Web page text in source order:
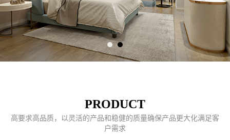
PRODUCT
高要求高品质，以灵活的产品和稳健的质量确保产品更大化满足客
户需求